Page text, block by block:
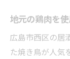
案
広島
地元
地元の鶏肉を
広島市西区の居
た焼き鳥が人気